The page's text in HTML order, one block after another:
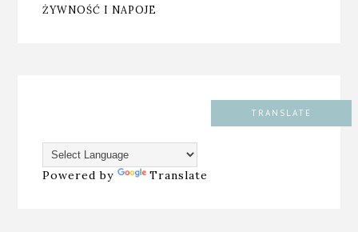
ŻYWNOŚĆ I NAPOJE
TRANSLATE
Powered by Translate